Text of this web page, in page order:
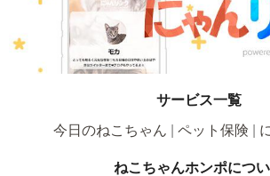
サービス一覧
今日のねこちゃん
ペット保険
ねこちゃんホンポにつ